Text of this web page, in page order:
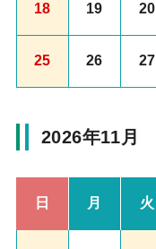
18 19 20
25 26 27
2026年11月
日 月 火